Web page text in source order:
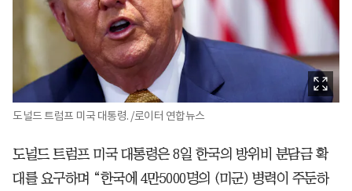
도널드 트럼프 미국 대통령. /로이터 연합뉴스
도널드 트럼프 미국 대통령은 8일 한국의 방위비 분담금 확
대를 요구하며 “한국에 4만5000명의 (미군) 병력이 주둔하